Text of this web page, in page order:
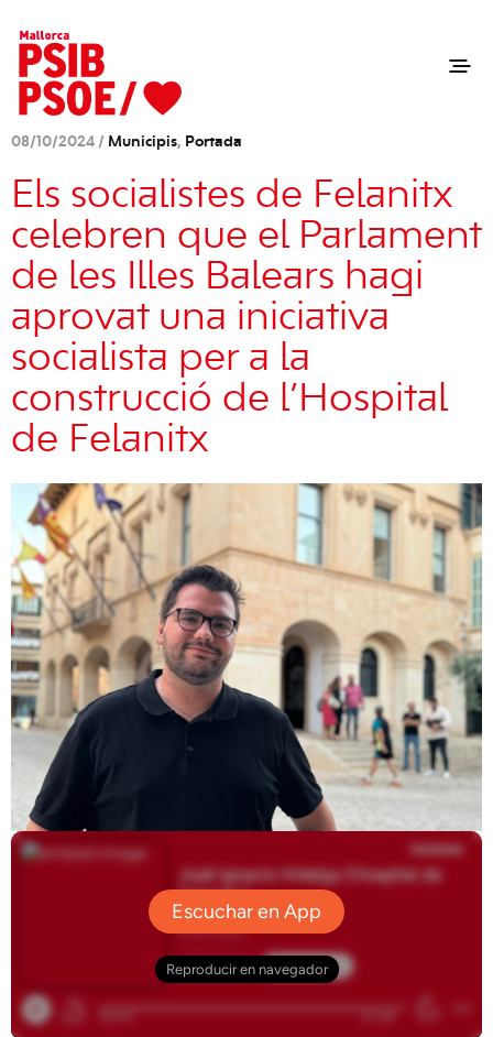
08/10/2024 / Municipis, Portada
Els socialistes de Felanitx
celebren que el Parlament
de les Illes Balears hagi
aprovat una iniciativa
socialista per a la
construcció de l’Hospital
de Felanitx